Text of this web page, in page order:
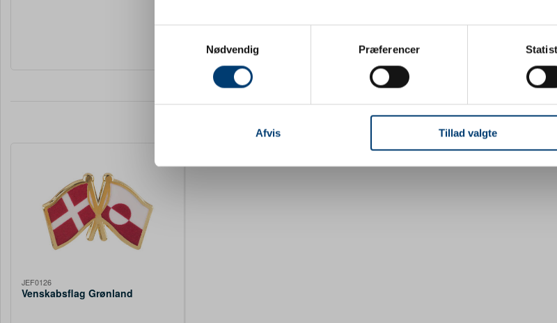
Hvis du tillader det, vil vi også gerne:
Indsamle præcise oplysninger om din placering, der kan være nøjagtig
Dine valg anvendes på hele websitet.
Vi bruger cookies til at tilpasse vores indhold og annoncer, til at vise dig
vores trafik. Vi deler også oplysninger om din brug af vores hjemmeside med
annonceringspartnere og analysepartnere. Vores partnere kan kombinere
dem, eller som de har indsamlet fra din brug af deres tjenester.
Nødvendig
Præferencer
Afvis Tillad valgte
Privat
Mest populære Grønlanske
JEF0126
Venskabsflag Grønland